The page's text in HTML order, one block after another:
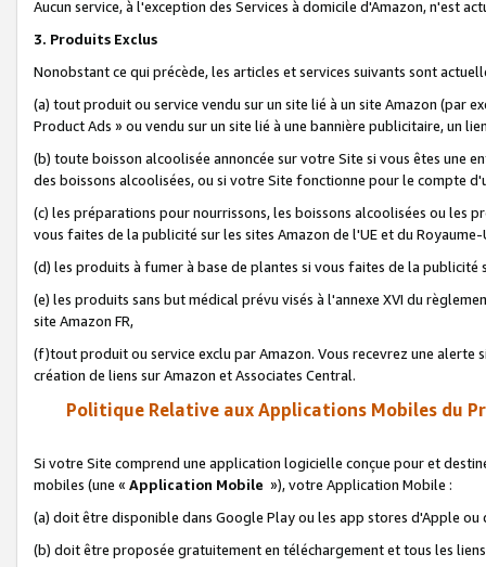
Aucun service, à l'exception des Services à domicile d'Amazon, n'est
3. Produits Exclus
Nonobstant ce qui précède, les articles et services suivants sont
(a) tout produit ou service vendu sur un site lié à un site Amazon (par
Product Ads » ou vendu sur un site lié à une bannière publicitaire, un
(b) toute boisson alcoolisée annoncée sur votre Site si vous êtes une
des boissons alcoolisées, ou si votre Site fonctionne pour le compte
(c) les préparations pour nourrissons, les boissons alcoolisées ou les
vous faites de la publicité sur les sites Amazon de l'UE et du Royaume-
(d) les produits à fumer à base de plantes si vous faites de la publicité
(e) les produits sans but médical prévu visés à l'annexe XVI du
site Amazon FR,
(f)tout produit ou service exclu par Amazon. Vous recevrez une alerte
création de liens sur Amazon et Associates Central.
Politique Relative aux Applications Mobiles du
Si votre Site comprend une application logicielle conçue pour et
mobiles (une « Application Mobile »), votre Application Mobile :
(a) doit être disponible dans Google Play ou les app stores d'Apple ou
(b) doit être proposée gratuitement en téléchargement et tous les